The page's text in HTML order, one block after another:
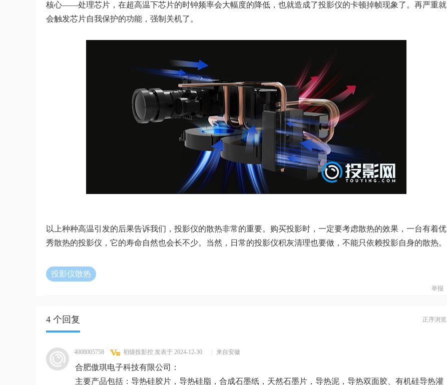
核心——处理芯片，在超高温下芯片的时钟频率会大幅度的降低，也就造成了投影仪的卡顿掉帧现象了。再严重就
会触发芯片自我保护的功能，强制关机了。
以上种种高温引发的后果告诉我们，投影仪的散热非常的重要。购买投影时，一定要考虑散热的效果，一台有着优
秀散热的投影仪，它的寿命自然也会长不少。当然，日常的投影仪积灰清理也要做，不能只依赖投影自身的散热。
投影仪散热
举报
4 个回复 正序浏览
4008005758 初级投影控 发表于 2024-12-30 来自安徽
合肥傲琪电子科技有限公司：
主要产品包括：导热硅胶片，导热硅脂，合成石墨纸，天然石墨片，导热泥，导热双面胶、有机硅导热灌